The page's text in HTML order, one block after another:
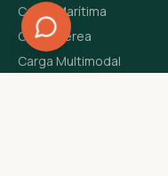
Carga Marítima
Carga Aérea
Carga Multimodal